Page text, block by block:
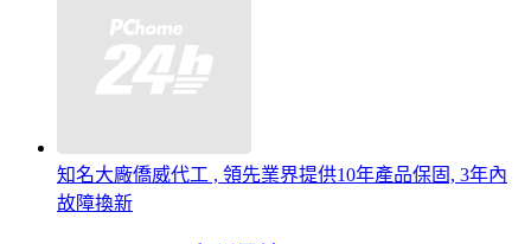
知名大廠僑威代工 , 領先業界提供10年產品保固, 3年內
故障換新